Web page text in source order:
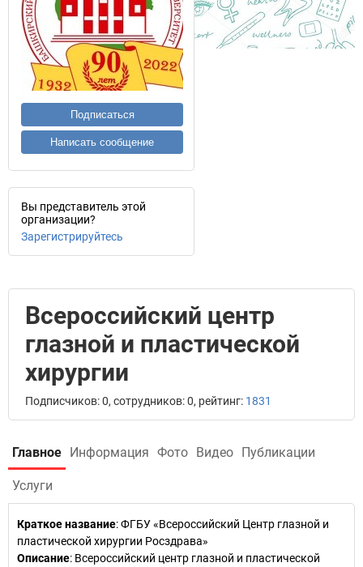
Подписаться
Написать сообщение
Вы представитель этой
организации?
Зарегистрируйтесь
Всероссийский центр
глазной и пластической
хирургии
Подписчиков: 0, сотрудников: 0, рейтинг: 1831
Главное Информация Фото Видео Публикации
Услуги
Краткое название:ФГБУ «Всероссийский Центр глазной и
пластической хирургии Росздрава»
Описание: Всероссийский центр глазной и пластической